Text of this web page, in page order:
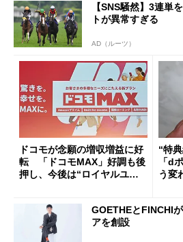
【SNS騒然】3連単
トが異常すぎる
AD（ルーツ）
ドコモが念願の増収増益に好
転 「ドコモMAX」好調も後
押し、今後は“ロイヤルユー
“特
「d
う変
GOETHEとFINCHI
アを創設